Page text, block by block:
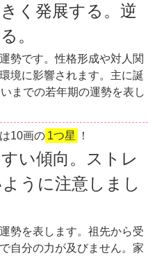
く発展する。逆
。
勢です。性格形成や対人関
境に影響されます。主に誕
までの若年期の運勢を表し
10画の 1つ星 ！
い傾向。ストレ
うに注意しまし
勢を表します。祖先から受
自分の力が及びません。家